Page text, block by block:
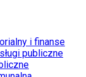
i finanse
publiczne